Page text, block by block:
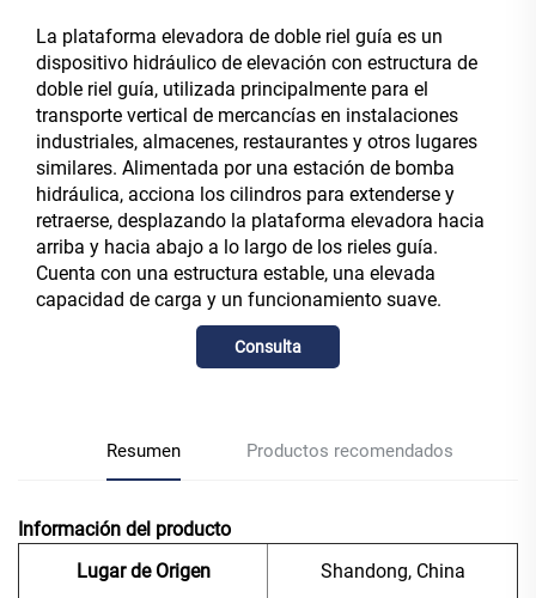
La plataforma elevadora de doble riel guía es un
dispositivo hidráulico de elevación con estructura de
doble riel guía, utilizada principalmente para el
transporte vertical de mercancías en instalaciones
industriales, almacenes, restaurantes y otros lugares
similares. Alimentada por una estación de bomba
hidráulica, acciona los cilindros para extenderse y
retraerse, desplazando la plataforma elevadora hacia
arriba y hacia abajo a lo largo de los rieles guía.
Cuenta con una estructura estable, una elevada
capacidad de carga y un funcionamiento suave.
Consulta
Resumen Productos recomendados
Información del producto
Lugar de Origen
Shandong, China